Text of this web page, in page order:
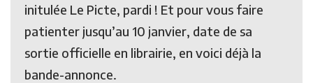
initulée Le Picte, pardi ! Et pour vous faire
patienter jusqu’au 10 janvier, date de sa
sortie officielle en librairie, en voici déjà la
bande-annonce.